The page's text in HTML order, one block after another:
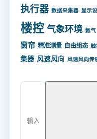
执行器 数据采集器 显示
楼控 气象环境 氨气
窗帘 精准测量 自由组态 触
集器 风速风向 风速风向传